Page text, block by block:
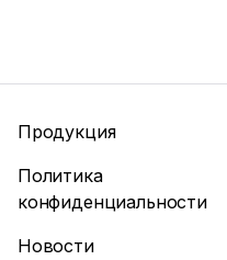
Продукция
Политика
конфиденциальности
Новости